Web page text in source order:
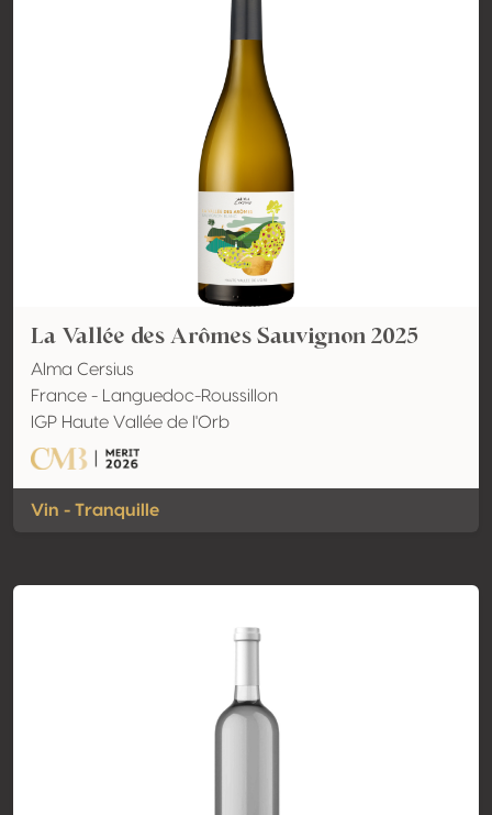
La Vallée des Arômes Sauvignon 2025
Alma Cersius
France - Languedoc-Roussillon
IGP Haute Vallée de l'Orb
Vin - Tranquille